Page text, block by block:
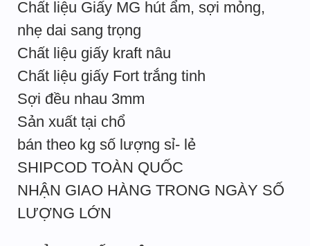
Chất liệu Giấy MG hút ẩm, sợi mỏng,
nhẹ dai sang trọng
Chất liệu giấy kraft nâu
Chất liệu giấy Fort trắng tinh
Sợi đều nhau 3mm
Sản xuất tại chổ
bán theo kg số lượng sỉ- lẻ
SHIPCOD TOÀN QUỐC
NHẬN GIAO HÀNG TRONG NGÀY SỐ
LƯỢNG LỚN